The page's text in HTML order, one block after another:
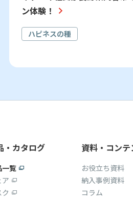
ン体験！
ハピネスの種
・カタログ
一覧
ア
資料・コンテ
お役立ち資料
納入事例資料
コラム